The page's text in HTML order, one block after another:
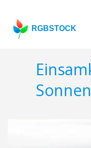
RGBSTOCK